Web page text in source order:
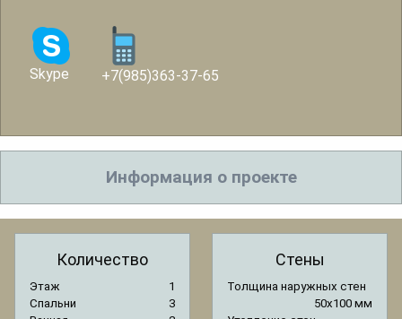
Skype +7(985)363-37-65
Информация о проекте
Количество
Этаж
1
Спальни
3
Стены
Толщина наружных стен
50x100 мм